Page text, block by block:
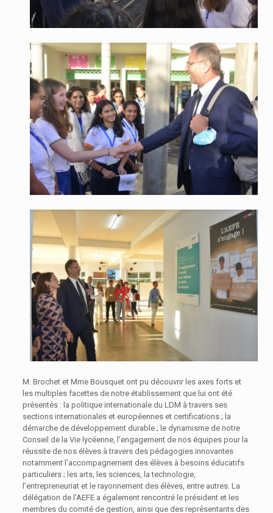
M. Brochet et Mme Bousquet ont pu découvrir les axes forts et
les multiples facettes de notre établissement que lui ont été
présentés : la politique internationale du LDM à travers ses
sections internationales et européennes et certifications ; la
démarche de développement durable ; le dynamisme de notre
Conseil de la Vie lycéenne, l’engagement de nos équipes pour la
réussite de nos élèves à travers des pédagogies innovantes
notamment l’accompagnement des élèves à besoins éducatifs
particuliers ; les arts, les sciences, la technologie,
l’entrepreneuriat et le rayonnement des élèves, entre autres. La
délégation de l’AEFE a également rencontré le président et les
membres du comité de gestion, ainsi que des représentants des